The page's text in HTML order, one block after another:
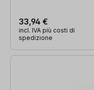
33,94 €
incl. IVA più costi di
spedizione